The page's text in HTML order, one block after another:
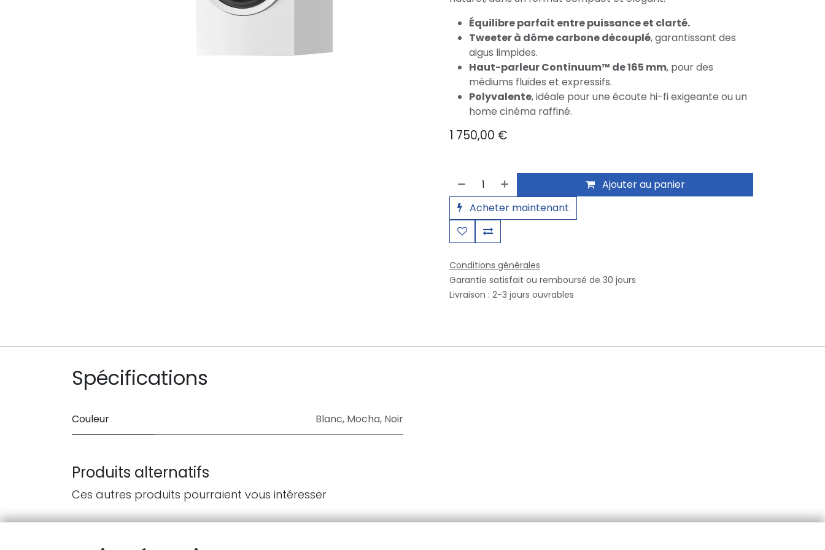
Équilibre parfait entre puissance et clarté.
Tweeter à dôme carbone découplé, garantissant des
aigus limpides.
Haut-parleur Continuum™ de 165 mm, pour des
médiums fluides et expressifs.
Polyvalente, idéale pour une écoute hi-fi exigeante ou un
home cinéma raffiné.
1 750,00 €
Ajouter au panier
Acheter maintenant
Conditions générales
Garantie satisfait ou remboursé de 30 jours
Livraison : 2-3 jours ouvrables
Spécifications
Couleur Blanc, Mocha, Noir
Produits alternatifs
Ces autres produits pourraient vous intéresser